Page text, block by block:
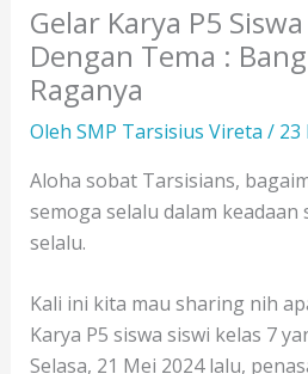
Gelar Karya P5
Dengan Tema :
Raganya
Oleh SMP Tarsisius Vireta / 23
Aloha sobat Tarsisians,
semoga selalu dalam keadaan
selalu.
Kali ini kita mau sharing nih
Karya P5 siswa siswi kelas 7
Selasa, 21 Mei 2024 lalu,